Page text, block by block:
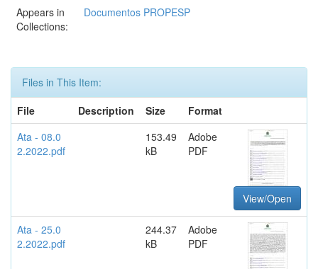
Appears in
Collections:
Documentos PROPESP
Files in This Item:
File
Description Size
Format
Ata - 08.0
2.2022.pdf
153.49
kB
Adobe
PDF
View/Open
Ata - 25.0
2.2022.pdf
244.37
kB
Adobe
PDF